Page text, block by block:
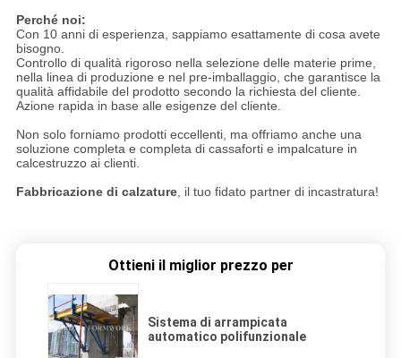
Perché noi:
Con 10 anni di esperienza, sappiamo esattamente di cosa avete
bisogno.
Controllo di qualità rigoroso nella selezione delle materie prime,
nella linea di produzione e nel pre-imballaggio, che garantisce la
qualità affidabile del prodotto secondo la richiesta del cliente.
Azione rapida in base alle esigenze del cliente.
Non solo forniamo prodotti eccellenti, ma offriamo anche una
soluzione completa e completa di cassaforti e impalcature in
calcestruzzo ai clienti.
Fabbricazione di calzature, il tuo fidato partner di incastratura!
Ottieni il miglior prezzo per
Sistema di arrampicata
automatico polifunzionale